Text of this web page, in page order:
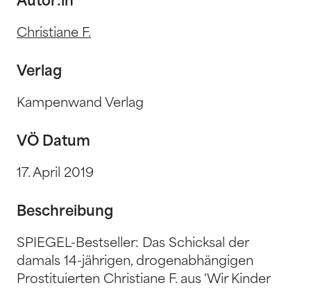
Christiane F.
Verlag
Kampenwand Verlag
VÖ Datum
17. April 2019
Beschreibung
SPIEGEL-Bestseller: Das Schicksal der
damals 14-jährigen, drogenabhängigen
Prostituierten Christiane F. aus 'Wir Kinder